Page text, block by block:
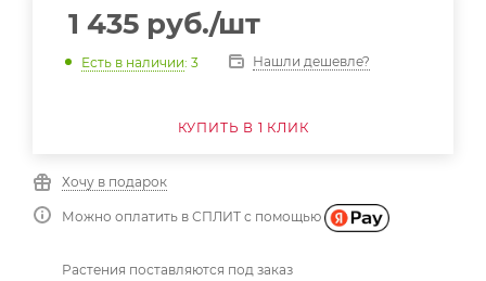
1 435 руб./шт
Есть в наличии: 3 Нашли дешевле?
КУПИТЬ В 1 КЛИК
Хочу в подарок
Можно оплатить в СПЛИТ с помощью
Растения поставляются под заказ